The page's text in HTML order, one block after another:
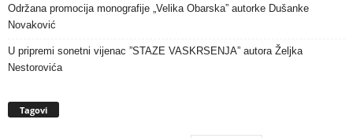
Održana promocija monografije „Velika Obarska” autorke Dušanke
Novaković
U pripremi sonetni vijenac ”STAZE VASKRSENJA” autora Željka
Nestorovića
Tagovi